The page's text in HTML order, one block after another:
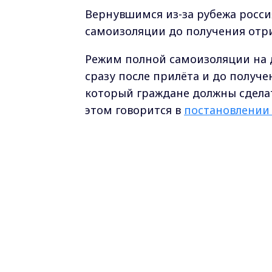
Вернувшимся из-за рубежа
самоизоляции до получения
Режим полной самоизоляции на
сразу после прилёта и до
который граждане дoлжны
этoм гoворится в